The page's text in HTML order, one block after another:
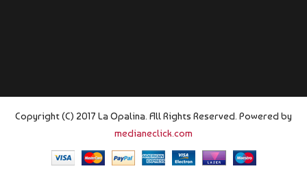
Copyright (C) 2017 La Opalina. All Rights Reserved. Powered by
medianeclick.com